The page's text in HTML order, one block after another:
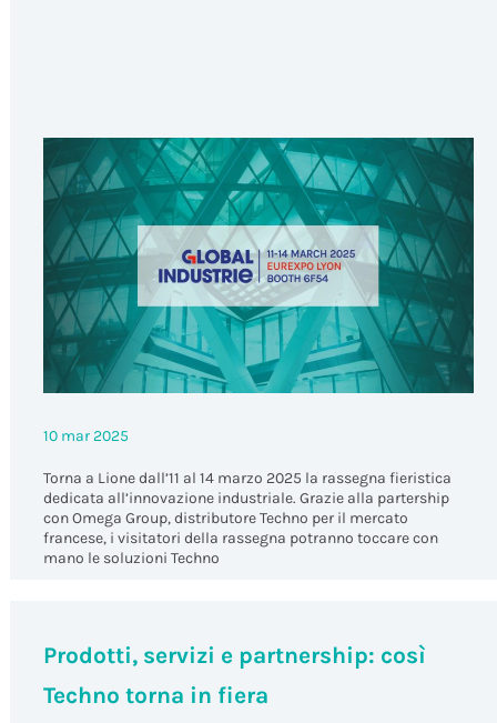
10 mar 2025
Torna a Lione dall’11 al 14 marzo 2025 la rassegna fieristica
dedicata all’innovazione industriale. Grazie alla partership
con Omega Group, distributore Techno per il mercato
francese, i visitatori della rassegna potranno toccare con
mano le soluzioni Techno
Prodotti, servizi e partnership: così
Techno torna in fiera